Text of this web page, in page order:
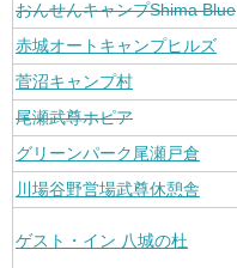
おんせんキャンプShima Blue
赤城オートキャンプヒルズ
菅沼キャンプ村
尾瀬武尊ホピア
グリーンパーク尾瀬戸倉
川場谷野営場武尊休憩舎
ゲスト・イン 八城の杜